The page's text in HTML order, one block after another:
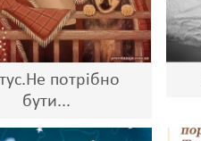
потрібно
бути...